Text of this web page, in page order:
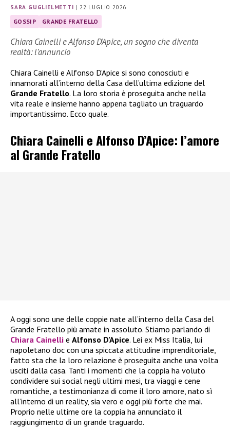
SARA GUGLIELMETTI | 22 LUGLIO 2026
GOSSIP GRANDE FRATELLO
Chiara Cainelli e Alfonso D’Apice, un sogno che diventa
realtà: l’annuncio
Chiara Cainelli e Alfonso D’Apice si sono conosciuti e
innamorati all’interno della Casa dell’ultima edizione del
Grande Fratello. La loro storia è proseguita anche nella
vita reale e insieme hanno appena tagliato un traguardo
importantissimo. Ecco quale.
Chiara Cainelli e Alfonso D’Apice: l’amore
al Grande Fratello
A oggi sono une delle coppie nate all’interno della Casa del
Grande Fratello più amate in assoluto. Stiamo parlando di
Chiara Cainelli e Alfonso D’Apice. Lei ex Miss Italia, lui
napoletano doc con una spiccata attitudine imprenditoriale,
fatto sta che la loro relazione è proseguita anche una volta
usciti dalla casa. Tanti i momenti che la coppia ha voluto
condividere sui social negli ultimi mesi, tra viaggi e cene
romantiche, a testimonianza di come il loro amore, nato sì
all’interno di un reality, sia vero e oggi più forte che mai.
Proprio nelle ultime ore la coppia ha annunciato il
raggiungimento di un grande traguardo.